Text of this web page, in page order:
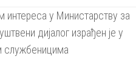
у Министарству за
дијалог израђен је у
службеницима